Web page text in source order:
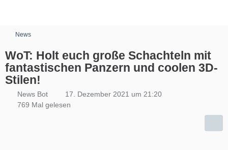
News
WoT: Holt euch große Schachteln mit
fantastischen Panzern und coolen 3D-
Stilen!
News Bot
17. Dezember 2021 um 21:20
769 Mal gelesen